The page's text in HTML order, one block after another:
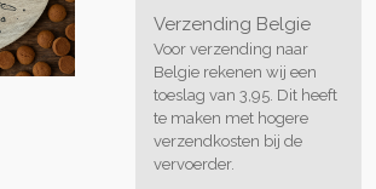
Verzending Belgie
Voor verzending naar
Belgie rekenen wij een
toeslag van 3,95. Dit heeft
te maken met hogere
verzendkosten bij de
vervoerder.